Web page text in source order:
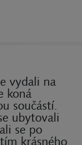
vydali na
koná
součástí.
ubytovali
se po
krásného